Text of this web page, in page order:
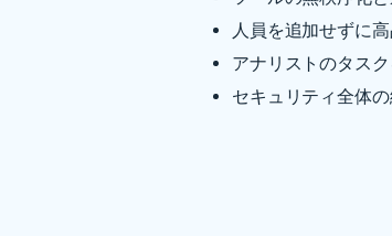
人員を追加せずに
アナリストのタス
セキュリティ全体